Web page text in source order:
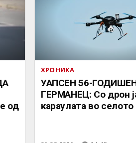
од
ХРОНИКА
УАПСЕН 56-
ГЕРМАНЕЦ: Со дрон
караулата во